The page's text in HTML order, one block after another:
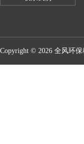
Copyright © 2026 全风环